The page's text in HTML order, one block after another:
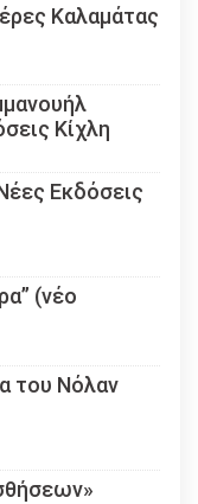
Καλαμάτας
Κίχλη
Εκδόσεις
(νέο
του Νόλαν